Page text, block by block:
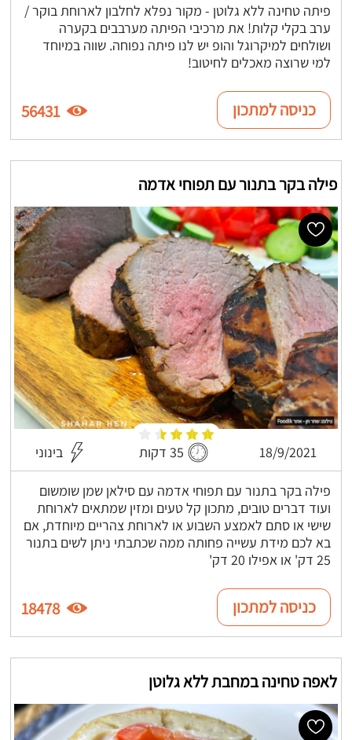
פיתה טחינה ללא גלוטן - מקור נפלא לחלבון לארוחת בוקר /
ערב בקלי קלות! את מרכיבי הפיתה מערבבים בקערה
ושולחים למיקרוגל והופ יש לנו פיתה נפוחה. שווה במיוחד
למי שרוצה מאכלים לחיטוב!
כניסה למתכון 56431
פילה בקר בתנור עם תפוחי אדמה
18/9/2021 35 דקות בינוני
פילה בקר בתנור עם תפוחי אדמה עם סילאן שמן שומשום
ועוד דברים טובים, מתכון קל טעים ומזין שמתאים לארוחת
שישי או סתם לאמצע השבוע או לארוחת צהריים מיוחדת, אם
בא לכם מידת עשייה פחותה ממה שכתבתי ניתן לשים בתנור
25 דק' או אפילו 20 דק'
כניסה למתכון 18478
לאפה טחינה במחבת ללא גלוטן